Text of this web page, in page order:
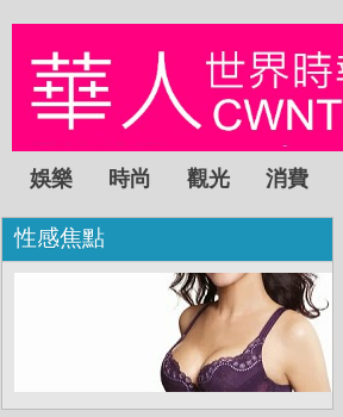
娛樂 時尚 觀光 消費
性感焦點